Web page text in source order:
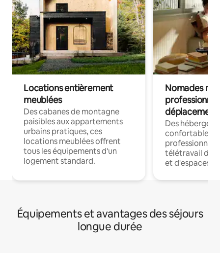
Locations entièrement
meublées
Des cabanes de montagne
paisibles aux appartements
urbains pratiques, ces
locations meublées offrent
tous les équipements d'un
logement standard.
Nomades
déplacement
Des
confortables
professionnels
télétravail
et d'espaces
Équipements et avantages des séjours
longue durée